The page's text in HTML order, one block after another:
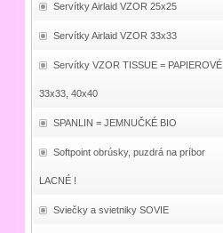
Servítky Airlaid VZOR 25x25
Servítky Airlaid VZOR 33x33
Servítky VZOR TISSUE = PAPIEROVÉ
33x33, 40x40
SPANLIN = JEMNUČKÉ BIO
Softpoint obrúsky, puzdrá na príbor
LACNÉ !
Sviečky a svietniky SOVIE